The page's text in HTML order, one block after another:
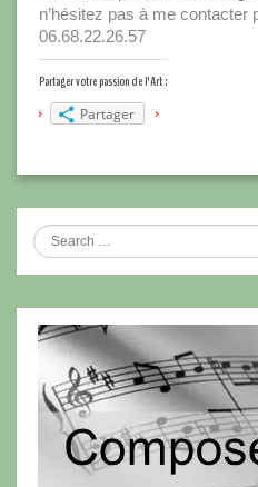
n’hésitez pas à me contacter
06.68.22.26.57
Partager votre passion de l'Art :
Partager
Search